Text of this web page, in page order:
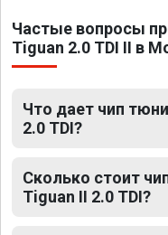
Частые вопросы
Tiguan 2.0 TDI II в
Что дает чип
2.0 TDI?
Сколько стоит
Tiguan II 2.0 TDI?